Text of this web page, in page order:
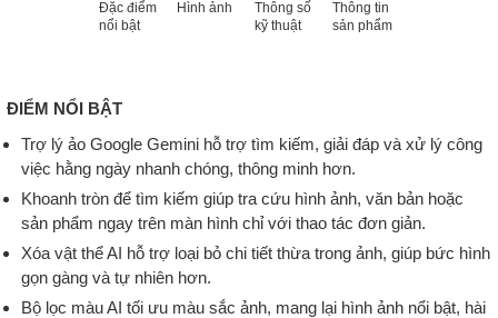
Đặc điểm
nổi bật
Hình ảnh
Thông số
kỹ thuật
Thông tin
sản phẩm
ĐIỂM NỔI BẬT
Trợ lý ảo Google Gemini hỗ trợ tìm kiếm, giải đáp và xử lý công
việc hằng ngày nhanh chóng, thông minh hơn.
Khoanh tròn để tìm kiếm giúp tra cứu hình ảnh, văn bản hoặc
sản phẩm ngay trên màn hình chỉ với thao tác đơn giản.
Xóa vật thể AI hỗ trợ loại bỏ chi tiết thừa trong ảnh, giúp bức hình
gọn gàng và tự nhiên hơn.
Bộ lọc màu AI tối ưu màu sắc ảnh, mang lại hình ảnh nổi bật, hài